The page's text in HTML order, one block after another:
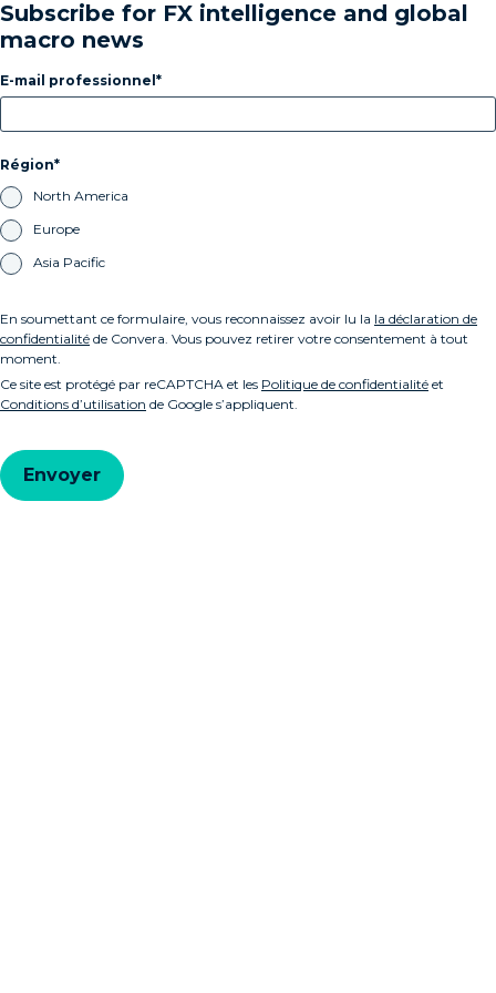
Subscribe for FX intelligence and global
macro news
E-mail professionnel
Région
North America
Europe
Asia Pacific
En soumettant ce formulaire, vous reconnaissez avoir lu la la déclaration de
confidentialité de Convera. Vous pouvez retirer votre consentement à tout
moment.
Ce site est protégé par reCAPTCHA et les Politique de confidentialité et
Conditions d’utilisation de Google s’appliquent.